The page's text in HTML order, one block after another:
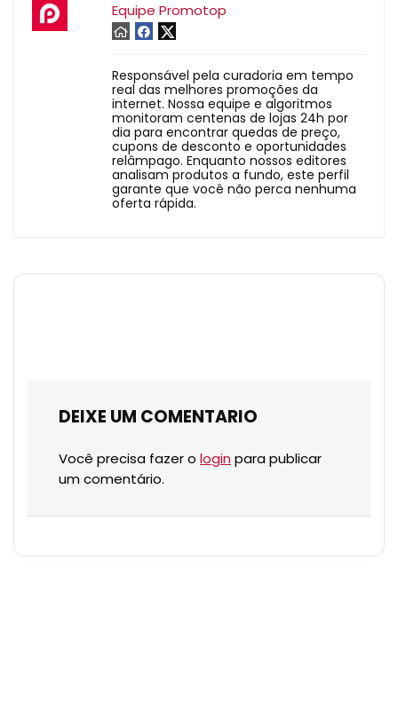
Equipe Promotop
Responsável pela curadoria em tempo
real das melhores promoções da
internet. Nossa equipe e algoritmos
monitoram centenas de lojas 24h por
dia para encontrar quedas de preço,
cupons de desconto e oportunidades
relâmpago. Enquanto nossos editores
analisam produtos a fundo, este perfil
garante que você não perca nenhuma
oferta rápida.
DEIXE UM COMENTARIO
Você precisa fazer o login para publicar
um comentário.